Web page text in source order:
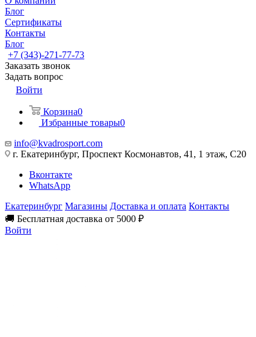
Блог
Сертификаты
Контакты
Блог
+7 (343)-271-77-73
Заказать звонок
Задать вопрос
Войти
Корзина0
Избранные товары0
info@kvadrosport.com
г. Екатеринбург, Проспект Космонавтов, 41, 1 этаж, С20
Вконтакте
WhatsApp
Екатеринбург Магазины Доставка и оплата Контакты
🚚 Бесплатная доставка от 5000 ₽
Войти